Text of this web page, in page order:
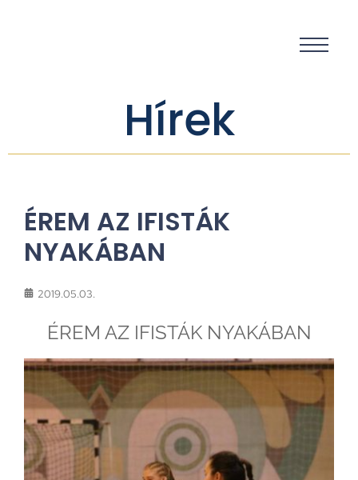
Hírek
ÉREM AZ IFISTÁK
NYAKÁBAN
2019.05.03.
ÉREM AZ IFISTÁK NYAKÁBAN